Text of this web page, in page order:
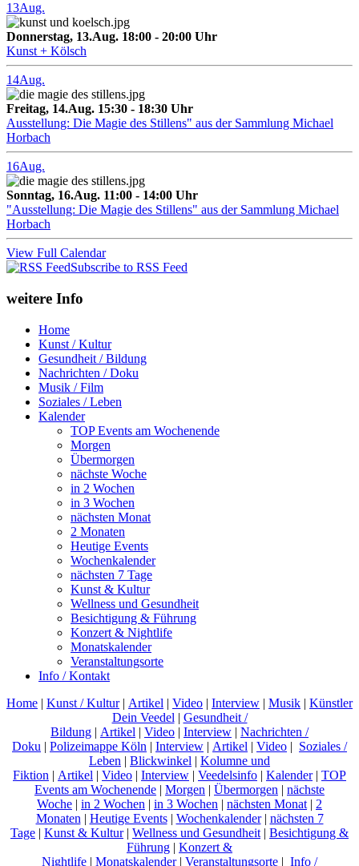
13Aug.
Donnerstag, 13.Aug. 18:00 - 20:00 Uhr
Kunst + Kölsch
14Aug.
Freitag, 14.Aug. 15:30 - 18:30 Uhr
Ausstellung: Die Magie des Stillens" aus der Sammlung Michael
Horbach
16Aug.
Sonntag, 16.Aug. 11:00 - 14:00 Uhr
"Ausstellung: Die Magie des Stillens" aus der Sammlung Michael
Horbach
View Full Calendar
Subscribe to RSS Feed
weitere Info
Home
Kunst / Kultur
Gesundheit / Bildung
Nachrichten / Doku
Musik / Film
Soziales / Leben
Kalender
TOP Events am Wochenende
Morgen
Übermorgen
nächste Woche
in 2 Wochen
in 3 Wochen
nächsten Monat
2 Monaten
Heutige Events
Wochenkalender
nächsten 7 Tage
Kunst & Kultur
Wellness und Gesundheit
Besichtigung & Führung
Konzert & Nightlife
Monatskalender
Veranstaltungsorte
Info / Kontakt
Home | Kunst / Kultur| Artikel | Video | Interview | Musik | Künstler
Dein Veedel | Gesundheit /
Bildung | Artikel | Video | Interview | Nachrichten /
Doku | Polizeimappe Köln | Interview | Artikel | Video | Soziales /
Leben | Blickwinkel | Kolumne und
Fiktion | Artikel | Video | Interview | Veedelsinfo | Kalender| TOP
Events am Wochenende | Morgen | Übermorgen | nächste
Woche | in 2 Wochen | in 3 Wochen | nächsten Monat | 2
Monaten | Heutige Events| Wochenkalender| nächsten 7
Tage | Kunst & Kultur| Wellness und Gesundheit | Besichtigung &
Führung | Konzert &
Nightlife | Monatskalender| Veranstaltungsorte | Info /